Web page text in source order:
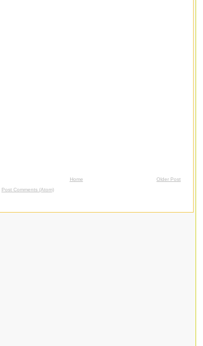
Older Post
Home
Post Comments (Atom)